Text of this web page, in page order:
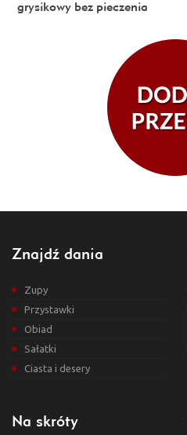
grysikowy bez pieczenia
Znajdź dania
Zupy
Przystawki
Obiad
Sałatki
Ciasta i desery
Na skróty